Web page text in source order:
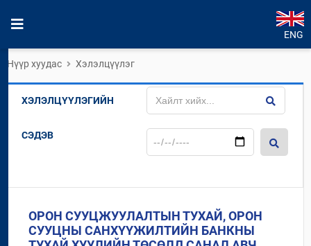
ENG
Нүүр хуудас Хэлэлцүүлэг
ХЭЛЭЛЦҮҮЛЭГИЙН
СЭДЭВ
ОРОН СУУЦЖУУЛАЛТЫН ТУХАЙ, ОРОН
СУУЦНЫ САНХҮҮЖИЛТИЙН БАНКНЫ